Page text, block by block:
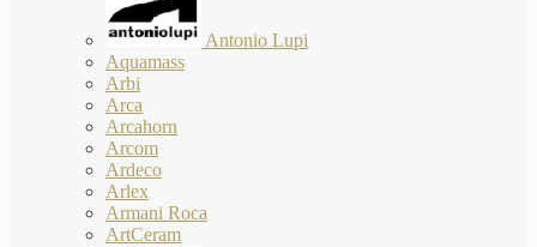
Antonio Lupi
Aquamass
Arbi
Arca
Arcahorn
Arcom
Ardeco
Arlex
Armani Roca
ArtCeram